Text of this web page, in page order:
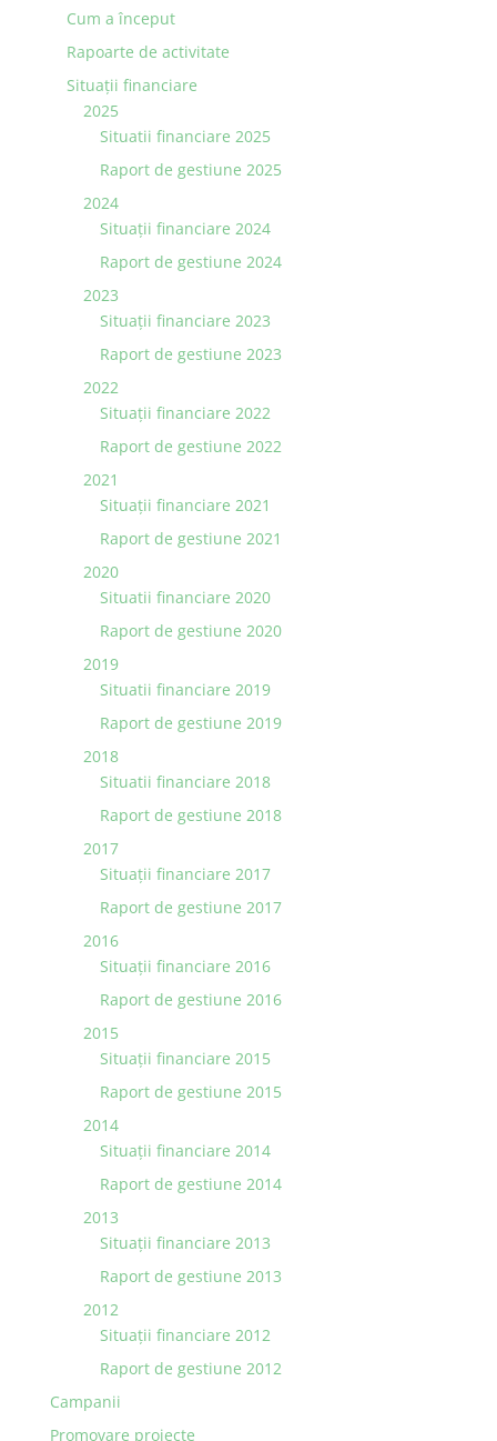
Cum a început
Rapoarte de activitate
Situaţii financiare
2025
Situatii financiare 2025
Raport de gestiune 2025
2024
Situaţii financiare 2024
Raport de gestiune 2024
2023
Situaţii financiare 2023
Raport de gestiune 2023
2022
Situaţii financiare 2022
Raport de gestiune 2022
2021
Situaţii financiare 2021
Raport de gestiune 2021
2020
Situatii financiare 2020
Raport de gestiune 2020
2019
Situatii financiare 2019
Raport de gestiune 2019
2018
Situatii financiare 2018
Raport de gestiune 2018
2017
Situații financiare 2017
Raport de gestiune 2017
2016
Situații financiare 2016
Raport de gestiune 2016
2015
Situaţii financiare 2015
Raport de gestiune 2015
2014
Situaţii financiare 2014
Raport de gestiune 2014
2013
Situaţii financiare 2013
Raport de gestiune 2013
2012
Situaţii financiare 2012
Raport de gestiune 2012
Campanii
Promovare proiecte